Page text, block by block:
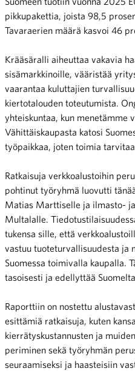
pikkupakettia, joista 98,5
Tavaraerien määrä kasvoi 46
Krääsäralli aiheuttaa vakavia
sisämarkkinoille, vääristää
vaarantaa kuluttajien
kiertotalouden toteutumista.
yhteiskuntaa, kun menetämme
Vähittäiskaupasta katosi
työpaikkaa, joten toimia
Ratkaisuja verkkoalustoihin
pohtinut työryhmä luovutti
Matias Marttiselle ja ilmasto-
Multalalle.
tukensa sille, että
vastuu tuoteturvallisuudesta ja
Suomessa toimivalla kaupalla.
tasoisesti ja edellyttää
Raporttiin on nostettu
esittämiä ratkaisuja, kuten
kierrätyskustannusten ja
periminen sekä työryhmän
seuraamiseksi ja haasteisiin